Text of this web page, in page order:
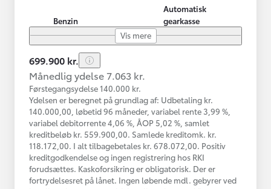
Benzin
Automatisk
gearkasse
Vis mere
699.900 kr.
Månedlig ydelse 7.063 kr.
Førstegangsydelse 140.000 kr.
Ydelsen er beregnet på grundlag af: Udbetaling kr.
140.000,00, løbetid 96 måneder, variabel rente 3,99 %,
variabel debitorrente 4,06 %, ÅOP 5,02 %, samlet
kreditbeløb kr. 559.900,00. Samlede kreditomk. kr.
118.172,00. I alt tilbagebetales kr. 678.072,00. Positiv
kreditgodkendelse og ingen registrering hos RKI
forudsættes. Kaskoforsikring er obligatorisk. Der er
fortrydelsesret på lånet. Ingen løbende mdl. gebyrer ved